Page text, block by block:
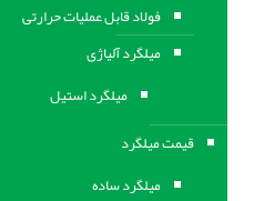
فولاد قابل عملیات حرارتی
ميلگرد آلیاژی
میلگرد استیل
قیمت میلگرد
میلگرد ساده